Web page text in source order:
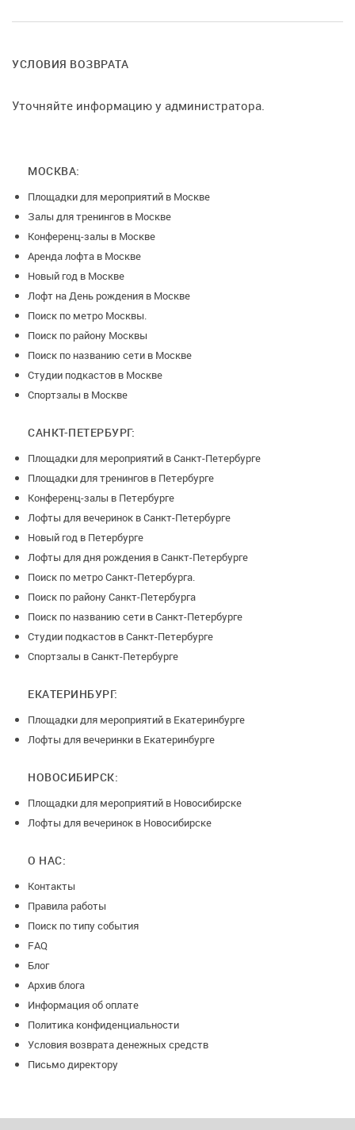
УСЛОВИЯ ВОЗВРАТА
Уточняйте информацию у администратора.
МОСКВА:
Площадки для мероприятий в Москве
Залы для тренингов в Москве
Конференц-залы в Москве
Аренда лофта в Москве
Новый год в Москве
Лофт на День рождения в Москве
Поиск по метро Москвы.
Поиск по району Москвы
Поиск по названию сети в Москве
Студии подкастов в Москве
Спортзалы в Москве
САНКТ-ПЕТЕРБУРГ:
Площадки для мероприятий в Санкт-Петербурге
Площадки для тренингов в Петербурге
Конференц-залы в Петербурге
Лофты для вечеринок в Санкт-Петербурге
Новый год в Петербурге
Лофты для дня рождения в Санкт-Петербурге
Поиск по метро Санкт-Петербурга.
Поиск по району Санкт-Петербурга
Поиск по названию сети в Санкт-Петербурге
Студии подкастов в Санкт-Петербурге
Спортзалы в Санкт-Петербурге
ЕКАТЕРИНБУРГ:
Площадки для мероприятий в Екатеринбурге
Лофты для вечеринки в Екатеринбурге
НОВОСИБИРСК:
Площадки для мероприятий в Новосибирске
Лофты для вечеринок в Новосибирске
О НАС:
Контакты
Правила работы
Поиск по типу события
FAQ
Блог
Архив блога
Информация об оплате
Политика конфиденциальности
Условия возврата денежных средств
Письмо директору